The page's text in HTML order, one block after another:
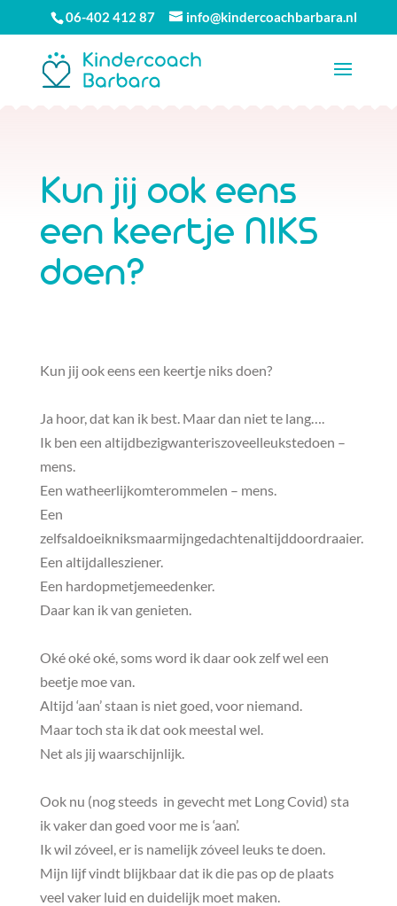
06-402 412 87 info@kindercoachbarbara.nl
Kun jij ook eens
een keertje NIKS
doen?
Kun jij ook eens een keertje niks doen?
Ja hoor, dat kan ik best. Maar dan niet te lang….
Ik ben een altijdbezigwanteriszoveelleukstedoen –
mens.
Een watheerlijkomterommelen – mens.
Een
zelfsaldoeikniksmaarmijngedachtenaltijddoordraaier.
Een altijdallesziener.
Een hardopmetjemeedenker.
Daar kan ik van genieten.
Oké oké oké, soms word ik daar ook zelf wel een
beetje moe van.
Altijd ‘aan’ staan is niet goed, voor niemand.
Maar toch sta ik dat ook meestal wel.
Net als jij waarschijnlijk.
Ook nu (nog steeds in gevecht met Long Covid) sta
ik vaker dan goed voor me is ‘aan’.
Ik wil zóveel, er is namelijk zóveel leuks te doen.
Mijn lijf vindt blijkbaar dat ik die pas op de plaats
veel vaker luid en duidelijk moet maken.